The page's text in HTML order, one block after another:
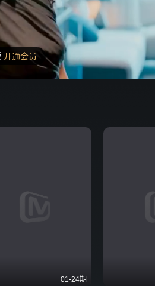
开通会员
01-24期